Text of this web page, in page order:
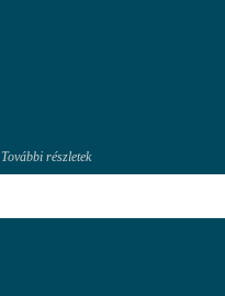
További részletek